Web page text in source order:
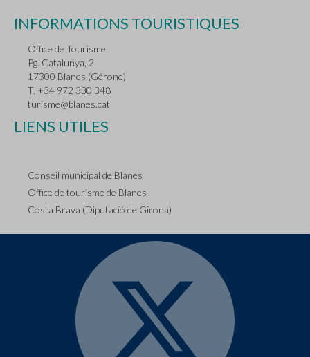
INFORMATIONS TOURISTIQUES
Office de Tourisme
Pg. Catalunya, 2
17300 Blanes (Gérone)
T. +34 972 330 348
turisme@blanes.cat
LIENS UTILES
Conseil municipal de Blanes
Office de tourisme de Blanes
Costa Brava (Diputació de Girona)